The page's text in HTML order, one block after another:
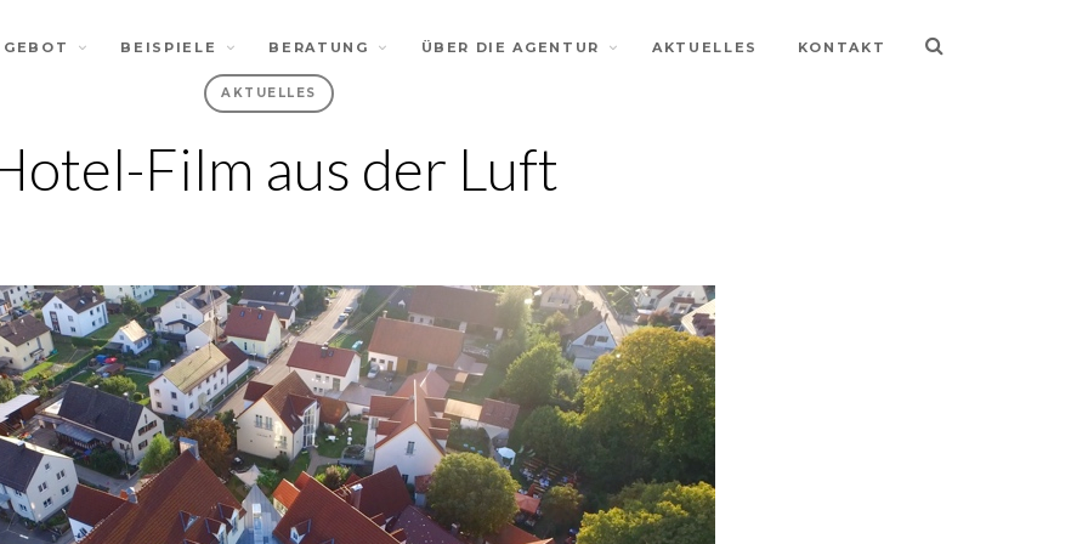
BEISPIELE BERATUNG ÜBER DIE AGENTUR AKTUELLES KONTAKT
AKTUELLES
Film aus der Luft